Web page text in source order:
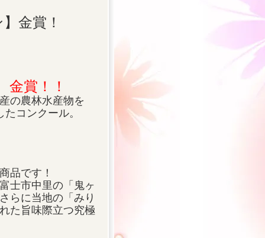
金賞！
賞！！
の農林水産物を
コンクール。
品です！
士市中里の「鬼ヶ
らに当地の「みり
た旨味際立つ究極